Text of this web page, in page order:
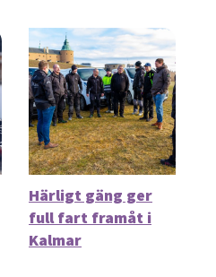
Härligt gäng ger
full fart framåt i
Kalmar